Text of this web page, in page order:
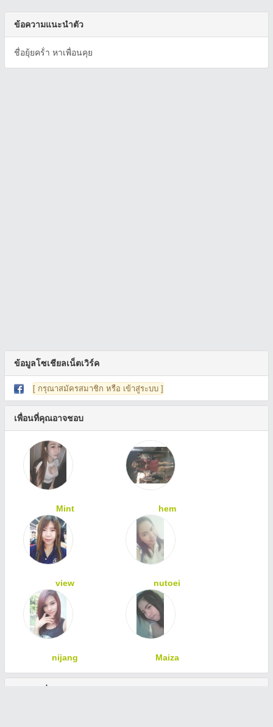
ข้อความแนะนำตัว
ชื่อยุ้ยคร้่า หาเพื่อนคุย
ข้อมูลโซเชียลเน็ตเวิร์ค
[ กรุณาสมัครสมาชิก หรือ เข้าสู่ระบบ ]
เพื่อนที่คุณอาจชอบ
Mint hem
view nutoei
nijang Maiza